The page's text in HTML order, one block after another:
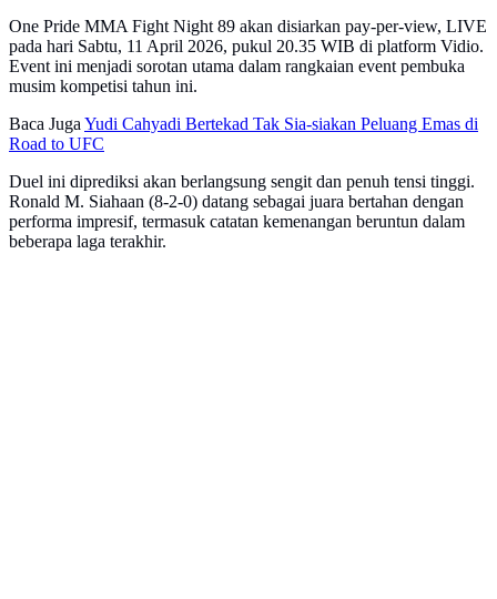
One Pride MMA Fight Night 89 akan disiarkan pay-per-view, LIVE
pada hari Sabtu, 11 April 2026, pukul 20.35 WIB di platform Vidio.
Event ini menjadi sorotan utama dalam rangkaian event pembuka
musim kompetisi tahun ini.
Baca JugaYudi Cahyadi Bertekad Tak Sia-siakan Peluang Emas di
Road to UFC
Duel ini diprediksi akan berlangsung sengit dan penuh tensi tinggi.
Ronald M. Siahaan (8-2-0) datang sebagai juara bertahan dengan
performa impresif, termasuk catatan kemenangan beruntun dalam
beberapa laga terakhir.